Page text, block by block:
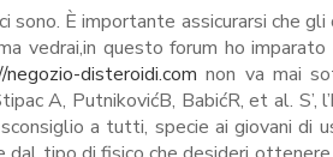
È importante assicurarsi che
vedrai,in questo forum ho
disteroidi.com non va mai
A, PutnikovićB, BabićR, et al. S’,
a tutti, specie ai giovani di